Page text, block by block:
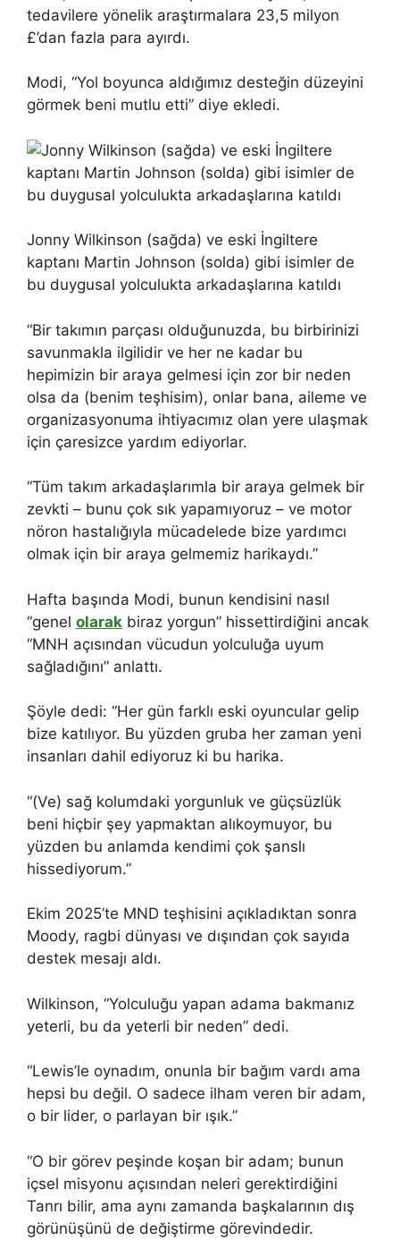
tedavilere yönelik araştırmalara 23,5 milyon
£’dan fazla para ayırdı.
Modi, “Yol boyunca aldığımız desteğin düzeyini
görmek beni mutlu etti” diye ekledi.
Jonny Wilkinson (sağda) ve eski İngiltere
kaptanı Martin Johnson (solda) gibi isimler de
bu duygusal yolculukta arkadaşlarına katıldı
“Bir takımın parçası olduğunuzda, bu birbirinizi
savunmakla ilgilidir ve her ne kadar bu
hepimizin bir araya gelmesi için zor bir neden
olsa da (benim teşhisim), onlar bana, aileme ve
organizasyonuma ihtiyacımız olan yere ulaşmak
için çaresizce yardım ediyorlar.
“Tüm takım arkadaşlarımla bir araya gelmek bir
zevkti – bunu çok sık yapamıyoruz – ve motor
nöron hastalığıyla mücadelede bize yardımcı
olmak için bir araya gelmemiz harikaydı.”
Hafta başında Modi, bunun kendisini nasıl
“genel olarak biraz yorgun” hissettirdiğini ancak
“MNH açısından vücudun yolculuğa uyum
sağladığını” anlattı.
Şöyle dedi: “Her gün farklı eski oyuncular gelip
bize katılıyor. Bu yüzden gruba her zaman yeni
insanları dahil ediyoruz ki bu harika.
“(Ve) sağ kolumdaki yorgunluk ve güçsüzlük
beni hiçbir şey yapmaktan alıkoymuyor, bu
yüzden bu anlamda kendimi çok şanslı
hissediyorum.”
Ekim 2025’te MND teşhisini açıkladıktan sonra
Moody, ragbi dünyası ve dışından çok sayıda
destek mesajı aldı.
Wilkinson, “Yolculuğu yapan adama bakmanız
yeterli, bu da yeterli bir neden” dedi.
“Lewis’le oynadım, onunla bir bağım vardı ama
hepsi bu değil. O sadece ilham veren bir adam,
o bir lider, o parlayan bir ışık.”
“O bir görev peşinde koşan bir adam; bunun
içsel misyonu açısından neleri gerektirdiğini
Tanrı bilir, ama aynı zamanda başkalarının dış
görünüşünü de değiştirme görevindedir.